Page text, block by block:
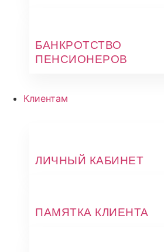
БАНКРОТСТВО
ПЕНСИОНЕРОВ
Клиентам
ЛИЧНЫЙ КАБИНЕТ
ПАМЯТКА КЛИЕНТА